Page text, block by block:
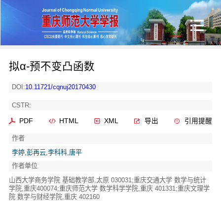
拟α-预不变凸函数
DOI:10.11721/cqnuj20170430
CSTR:
PDF HTML XML 导出 引用提醒
作者
李婷,彭再云,李科科,唐平
作者单位
山西大学商务学院 基础教学部,太原 030031;重庆交通大学 数学与统计
学院,重庆400074;重庆师范大学 数学科学学院,重庆 401331;重庆文理学
院 数学与财经学院,重庆 402160